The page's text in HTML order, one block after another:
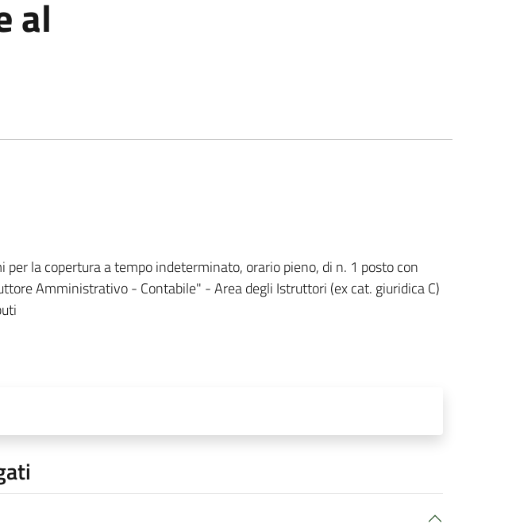
al
per la copertura a tempo indeterminato, orario pieno, di n. 1 posto con
Amministrativo - Contabile" - Area degli Istruttori (ex cat. giuridica C)